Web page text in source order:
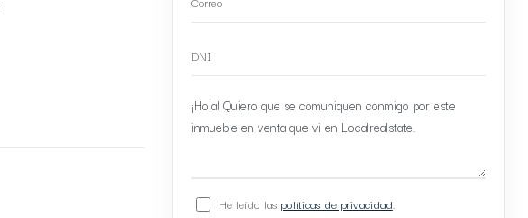
He leído las políticas de privacidad.